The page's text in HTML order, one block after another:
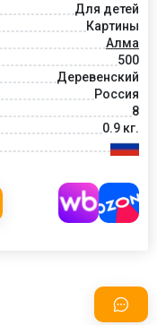
Для детей
Картины
Алма
500
Деревенский
Россия
8
0.9 кг.